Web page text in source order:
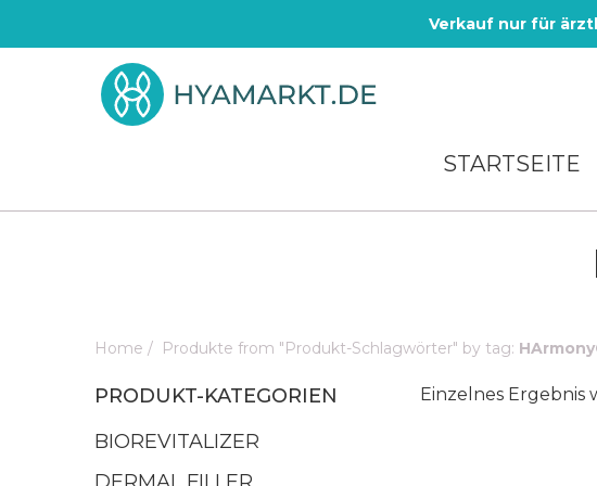
Verkauf nur für
STARTSEITE
Home / Produkte from "Produkt-Schlagwörter" by tag:
PRODUKT-KATEGORIEN
BIOREVITALIZER
Einzelnes Ergebnis